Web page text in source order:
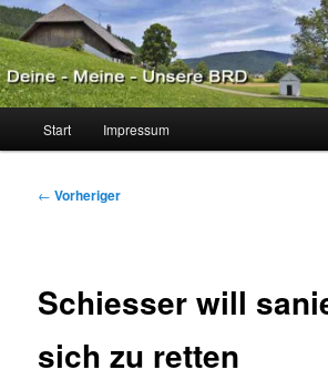
Start Impressum
Beitragsnavigation
← Vorheriger
Schiesser will
sich zu retten